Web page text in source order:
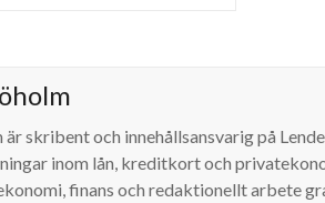
skribent och innehållsansvarig på
inom lån, kreditkort och
finans och redaktionellt arbete